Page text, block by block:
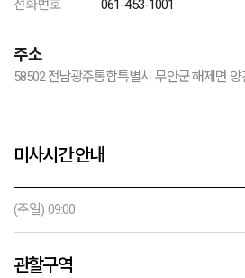
전화번호
061-453-1001
주소
58502 전남광주통합특별시 무안군 해제면 양
미사시간 안내
(주일) 09:00
관할구역